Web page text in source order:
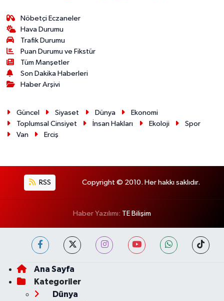
Nöbetçi Eczaneler
Hava Durumu
Trafik Durumu
Puan Durumu ve Fikstür
Tüm Manşetler
Son Dakika Haberleri
Haber Arşivi
Güncel Siyaset Dünya
Ekonomi
Toplumsal Cinsiyet
İnsan Hakları Ekoloji
Spor
Van
Erciş
RSS Copyright © 2010. Her hakkı saklıdır.
Haber Yazılımı: TE Bilişim
Ana Sayfa
Kategoriler
Dünya